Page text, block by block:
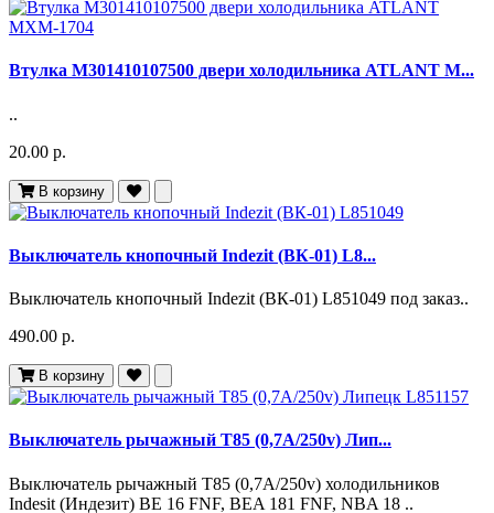
Втулка M301410107500 двери холодильника ATLANT М...
..
20.00 р.
В корзину
Выключатель кнопочный Indezit (ВК-01) L8...
Выключатель кнопочный Indezit (ВК-01) L851049 под заказ..
490.00 р.
В корзину
Выключатель рычажный T85 (0,7A/250v) Лип...
Выключатель рычажный T85 (0,7A/250v) холодильников
Indesit (Индезит) BE 16 FNF, BEA 181 FNF, NBA 18 ..